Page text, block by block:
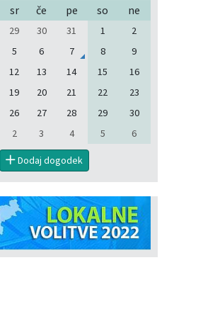
sr če pe so ne
29 30 31 1
2
5 6 7 8
9
12 13 14 15
16
19 20 21 22
23
26 27 28 29
30
2 3 4 5 6
Dodaj dogodek